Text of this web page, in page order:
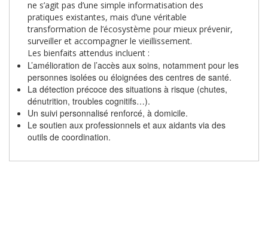
ne s’agit pas d’une simple informatisation des
pratiques existantes, mais d’une véritable
transformation de l’écosystème pour mieux prévenir,
surveiller et accompagner le vieillissement.
Les bienfaits attendus incluent :
L’amélioration de l’accès aux soins, notamment pour les
personnes isolées ou éloignées des centres de santé.
La détection précoce des situations à risque (chutes,
dénutrition, troubles cognitifs…).
Un suivi personnalisé renforcé, à domicile.
Le soutien aux professionnels et aux aidants via des
outils de coordination.